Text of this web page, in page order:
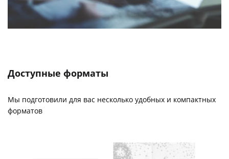
Доступные форматы
Мы подготовили для вас несколько удобных и компактных
форматов